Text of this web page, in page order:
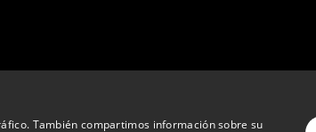
También compartimos información sobre su